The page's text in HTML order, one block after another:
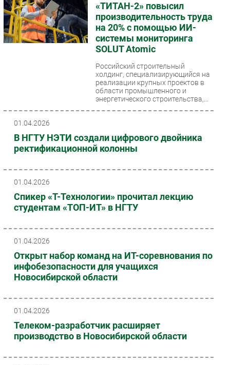
«ТИТАН-2» повысил
производительность труда
на 20% с помощью ИИ-
системы мониторинга
SOLUT Atomic
Российский строительный
холдинг, специализирующийся на
реализации крупных проектов в
области промышленного и
энергетического строительства,...
01.04.2026
В НГТУ НЭТИ создали цифрового двойника
ректификационной колонны
01.04.2026
Спикер «Т-Технологии» прочитал лекцию
студентам «ТОП-ИТ» в НГТУ
01.04.2026
Открыт набор команд на ИТ-соревнования по
инфобезопасности для учащихся
Новосибирской области
01.04.2026
Телеком-разработчик расширяет
производство в Новосибирской области